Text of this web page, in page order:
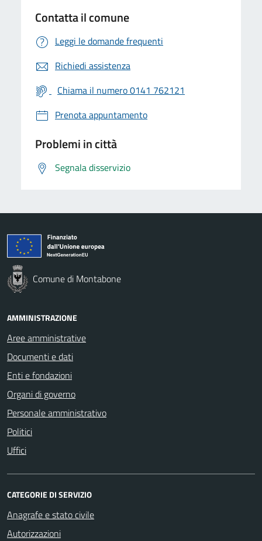
Contatta il comune
Leggi le domande frequenti
Richiedi assistenza
Chiama il numero 0141 762121
Prenota appuntamento
Problemi in città
Segnala disservizio
Comune di Montabone
AMMINISTRAZIONE
Aree amministrative
Documenti e dati
Enti e fondazioni
Organi di governo
Personale amministrativo
Politici
Uffici
CATEGORIE DI SERVIZIO
Anagrafe e stato civile
Autorizzazioni